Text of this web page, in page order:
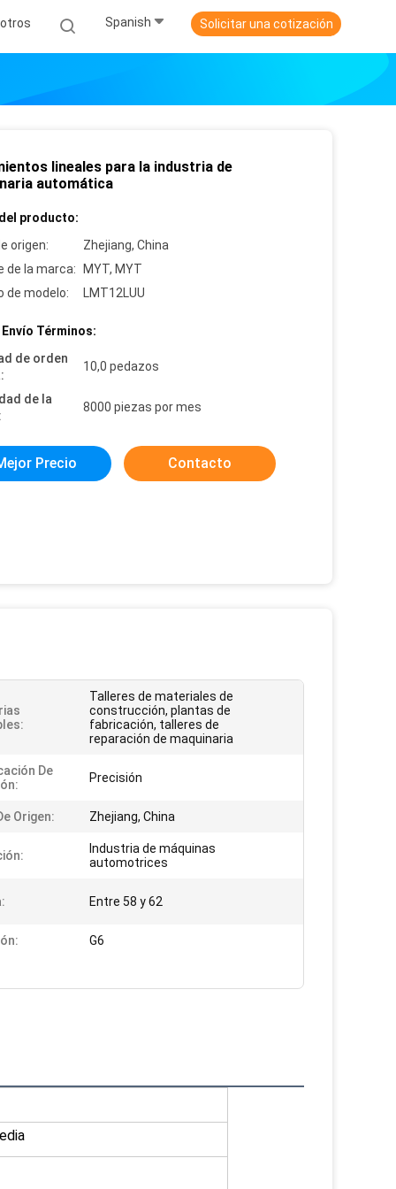
Spanish Solicitar una cotización
lineales para la industria de
automática
producto:
origen:
Zhejiang, China
de la marca:
MYT, MYT
de modelo:
LMT12LUU
Términos:
de orden
10,0 pedazos
de la
8000 piezas por mes
Precio Contacto
Talleres de materiales de
construcción, plantas de
fabricación, talleres de
reparación de maquinaria
De
Precisión
Origen: Zhejiang, China
Industria de máquinas
automotrices
Entre 58 y 62
G6